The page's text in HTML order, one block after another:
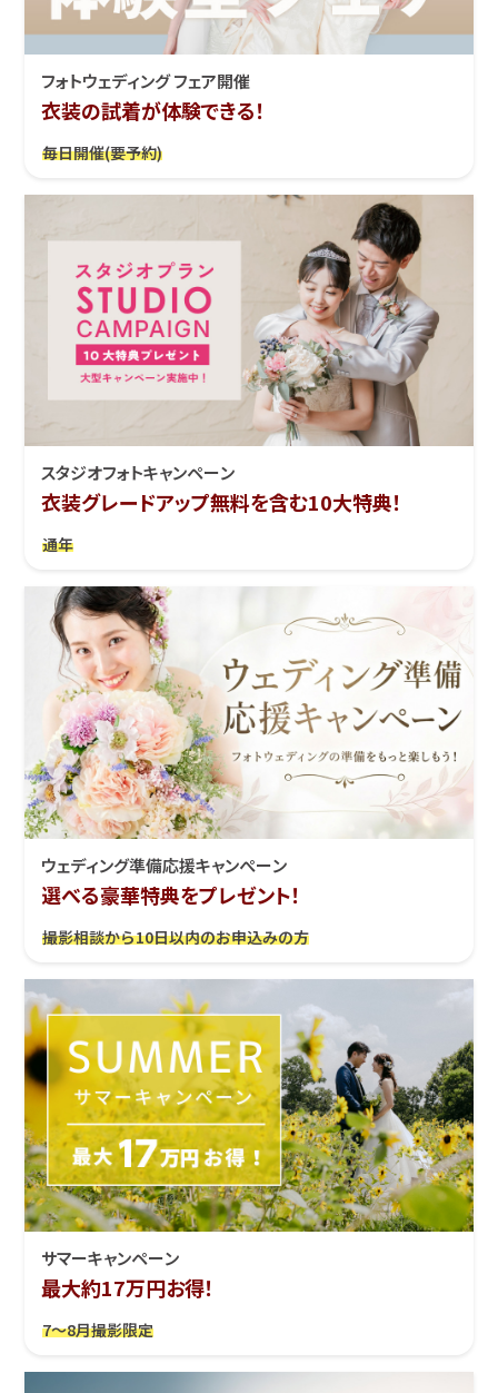
フォトウェディング フェア開催
衣装の試着が体験できる！
毎日開催(要予約)
スタジオフォトキャンペーン
衣装グレードアップ無料を含む10大特典！
通年
ウェディング準備応援キャンぺーン
選べる豪華特典をプレゼント！
撮影相談から10日以内のお申込みの方
サマーキャンペーン
最大約17万円お得！
7～8月撮影限定